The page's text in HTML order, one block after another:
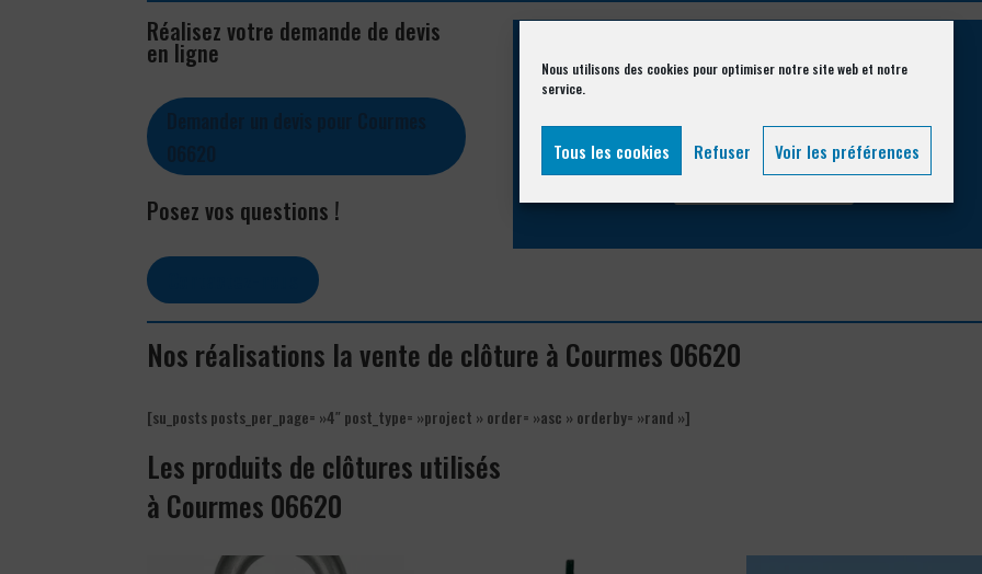
Nous utilisons des cookies pour optimiser notre site web et notre
service.
Tous les cookies Refuser Voir les préférences
Réalisez votre demande de devis
en ligne
Posez vos questions !
Appelez-nous !
04 93 74 33 76
Nos réalisations la vente de clôture à Courmes 06620
[su_posts posts_per_page= »4″ post_type= »project » order= »asc » orderby= »rand »]
Les produits de clôtures utilisés
à Courmes 06620